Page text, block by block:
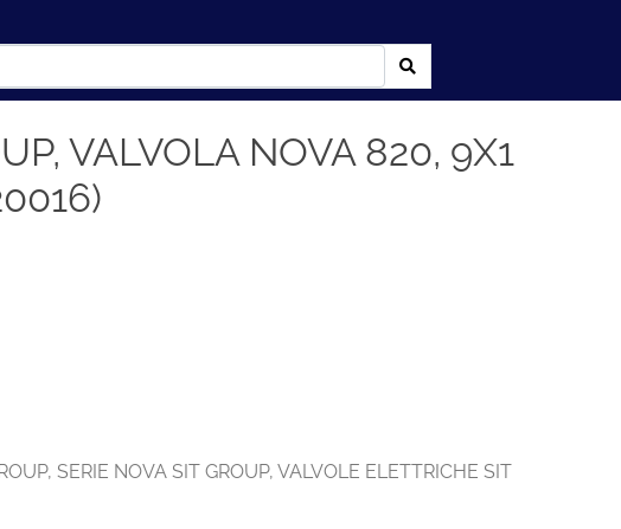
VALVOLA NOVA 820, 9X1
,SERIE NOVA SIT GROUP,VALVOLE ELETTRICHE SIT